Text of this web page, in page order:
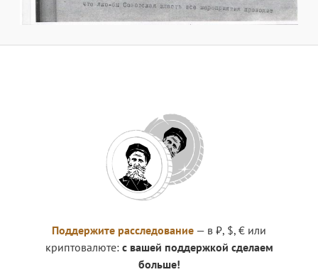
Поддержите расследование — в ₽, $, € или
криптовалюте: с вашей поддержкой сделаем
больше!